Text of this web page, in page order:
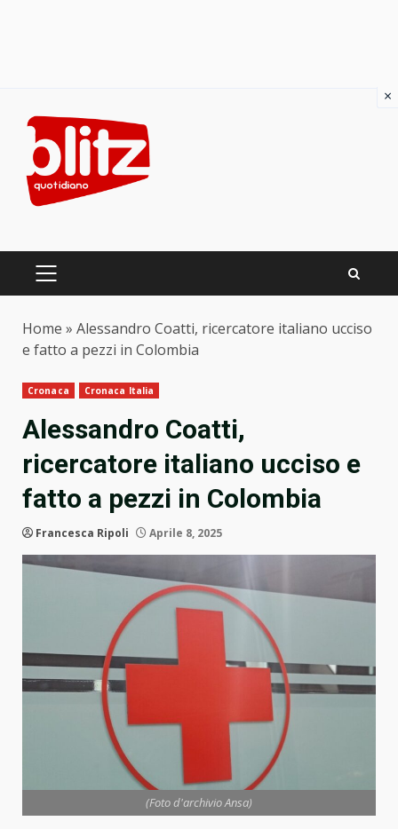
content
PRIMARY
Home » Alessandro Coatti, ricercatore italiano ucciso
e fatto a pezzi in Colombia
Cronaca Cronaca Italia
Alessandro Coatti,
ricercatore italiano ucciso e
fatto a pezzi in Colombia
Francesca Ripoli Aprile 8, 2025
(Foto d'archivio Ansa)
×